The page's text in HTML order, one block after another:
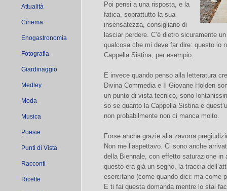
Attualità
Cinema
Enogastronomia
Fotografia
Giardinaggio
Medley
Moda
Musica
Poesie
Punti di Vista
Racconti
Ricette
Poi pensi a una risposta, e la
fatica, soprattutto la sua
insensatezza, consigliano di
lasciar perdere. C’è dietro sicuramente
qualcosa che mi deve far dire: questo io
Cappella Sistina, per esempio.
E invece quando penso alla letteratura
Divina Commedia e Il Giovane Holden
un punto di vista tecnico, sono
so se quanto la Cappella Sistina e
non probabilmente non ci manca molto.
Forse anche grazie alla zavorra
Non me l’aspettavo. Ci sono anche
della Biennale, con effetto saturazione
questo era già un segno, la traccia
esercitano (come quando dici: ma come
E ti fai questa domanda mentre lo stai